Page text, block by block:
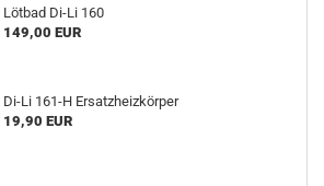
Lötbad Di-Li 160
149,00 EUR
Di-Li 161-H Ersatzheizkörper
19,90 EUR